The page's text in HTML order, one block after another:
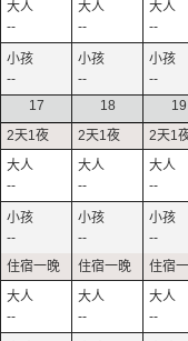
--
--
--
--
--
--
17
--
--
--
18
--
--
--
19
--
--
--